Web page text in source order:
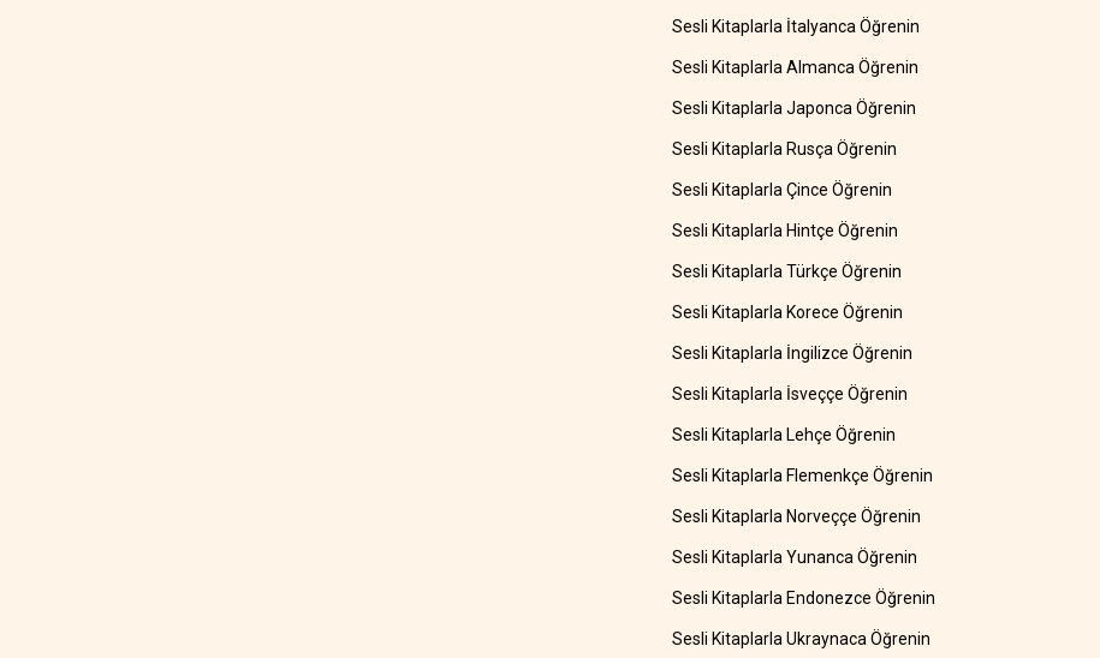
Sesli Kitaplarla İtalyanca Öğrenin
Sesli Kitaplarla Almanca Öğrenin
Sesli Kitaplarla Japonca Öğrenin
Sesli Kitaplarla Rusça Öğrenin
Sesli Kitaplarla Çince Öğrenin
Sesli Kitaplarla Hintçe Öğrenin
Sesli Kitaplarla Türkçe Öğrenin
Sesli Kitaplarla Korece Öğrenin
Sesli Kitaplarla İngilizce Öğrenin
Sesli Kitaplarla İsveççe Öğrenin
Sesli Kitaplarla Lehçe Öğrenin
Sesli Kitaplarla Flemenkçe Öğrenin
Sesli Kitaplarla Norveççe Öğrenin
Sesli Kitaplarla Yunanca Öğrenin
Sesli Kitaplarla Endonezce Öğrenin
Sesli Kitaplarla Ukraynaca Öğrenin